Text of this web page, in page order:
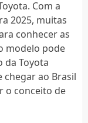
Com a
2025, muitas
conhecer as
modelo pode
da Toyota
chegar ao Brasil
o conceito de